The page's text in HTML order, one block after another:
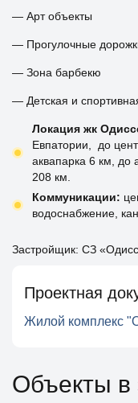
— Арт объекты
— Прогулочные
— Зона барбекю
— Детская и
Локация жк
Евпатории, до
аквапарка 6 км, до
208 км.
Коммуникации:
водоснабжение,
Застройщик: СЗ
Проектная
Жилой комплекс
Объекты